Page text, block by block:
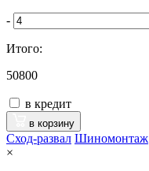
-
Итого:
50800
в кредит
в корзину
Сход-развал Шиномонтаж
×